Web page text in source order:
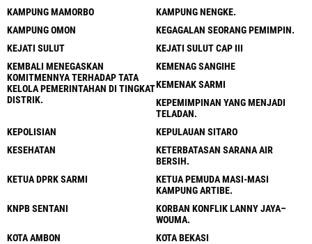
KAMPUNG MAMORBO
KAMPUNG NENGKE.
KAMPUNG OMON
KEGAGALAN SEORANG PEMIMPIN.
KEJATI SULUT
KEJATI SULUT CAP III
KEMBALI MENEGASKAN
KOMITMENNYA TERHADAP TATA
KELOLA PEMERINTAHAN DI TINGKAT
DISTRIK.
KEMENAG SANGIHE
KEMENAK SARMI
KEPEMIMPINAN YANG MENJADI
TELADAN.
KEPOLISIAN
KEPULAUAN SITARO
KESEHATAN
KETERBATASAN SARANA AIR
BERSIH.
KETUA DPRK SARMI
KETUA PEMUDA MASI-MASI
KAMPUNG ARTIBE.
KNPB SENTANI
KORBAN KONFLIK LANNY JAYA–
WOUMA.
KOTA AMBON
KOTA BEKASI